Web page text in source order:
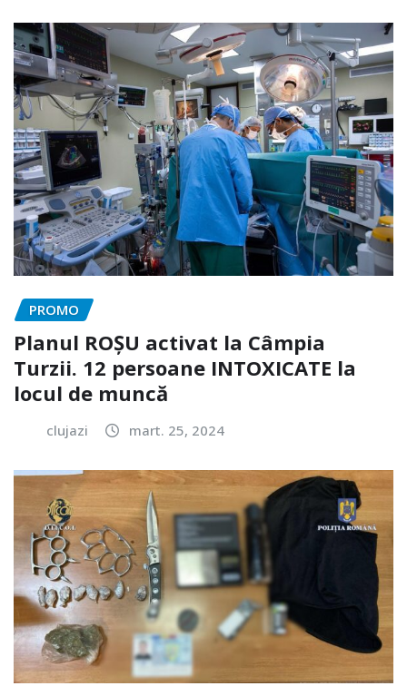
PROMO
Planul ROȘU activat la Câmpia
Turzii. 12 persoane INTOXICATE la
locul de muncă
clujazi mart. 25, 2024